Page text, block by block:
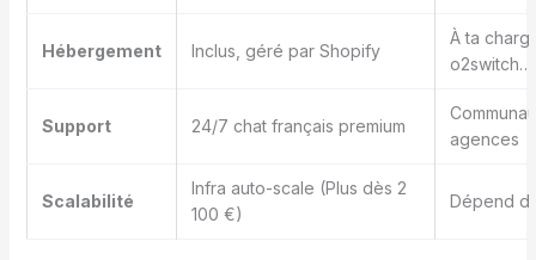
Hébergement Inclus, géré par Shopify
À ta
Support 24/7 chat français premium
agences
Scalabilité
Infra auto-scale (Plus dès 2
100 €)
Dépend